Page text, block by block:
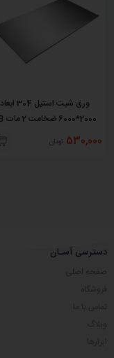
ورق شیت استیل 304 ابعاد
2000*6000 ضخامت 2 مات 2B
530,000 تومان
دسترسی آسـان